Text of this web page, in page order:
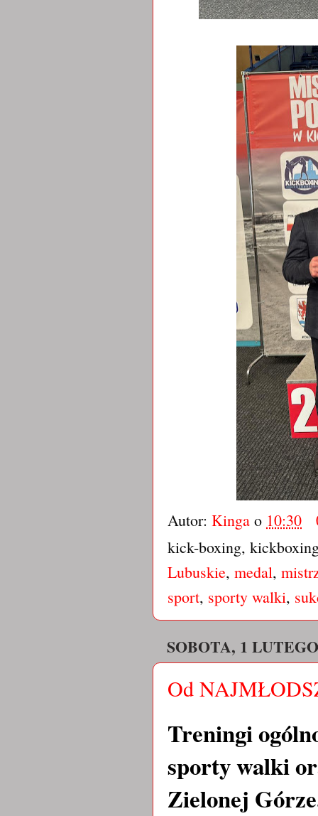
Autor: Kinga o 10:30
kick-boxing,
Lubuskie, medal,
sport, sporty walki,
SOBOTA, 1
Od
Treningi
sporty walki
Zielonej